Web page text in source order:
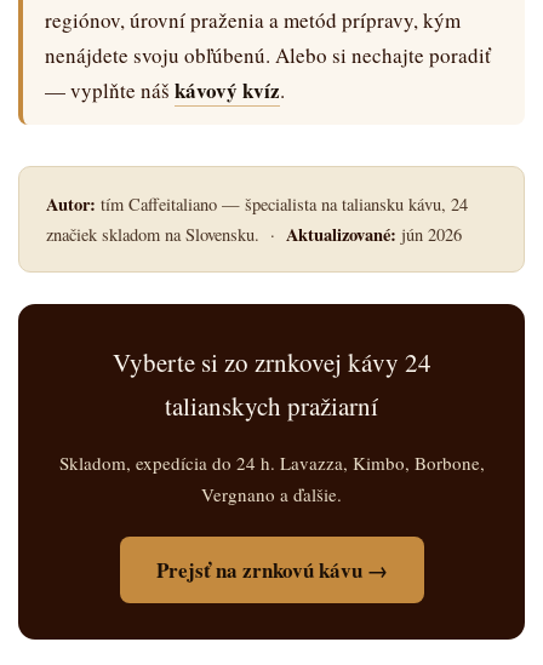
regiónov, úrovní praženia a metód prípravy, kým
nenájdete svoju obľúbenú. Alebo si nechajte poradiť
— vyplňte náš kávový kvíz.
Autor: tím Caffeitaliano — špecialista na taliansku kávu, 24
značiek skladom na Slovensku. · Aktualizované: jún 2026
Vyberte si zo zrnkovej kávy 24
talianskych pražiarní
Skladom, expedícia do 24 h. Lavazza, Kimbo, Borbone,
Vergnano a ďalšie.
Prejsť na zrnkovú kávu →